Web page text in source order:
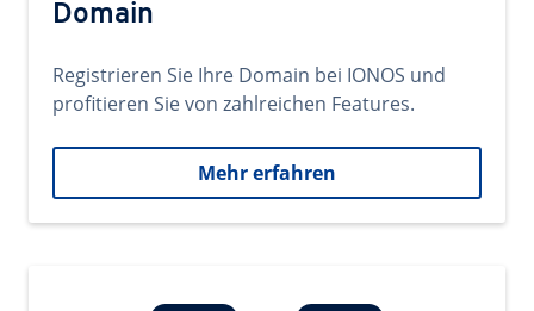
Domain
Registrieren Sie Ihre Domain bei IONOS und
profitieren Sie von zahlreichen Features.
Mehr erfahren